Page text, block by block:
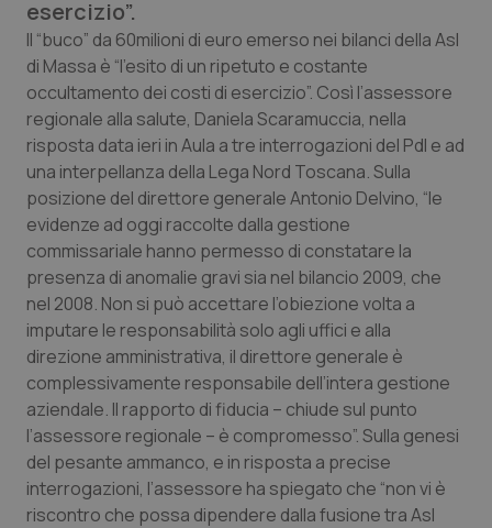
Calabria
Campania
Emilia-Romagna
Friuli Venezia Giulia
Lazio
Liguria
Lombardia
Marche
Molise
Asma & BPCO
Car-T
Colesterolo & coronaropatie
Dermatite Atopica
Diabete & glucometri
Disturbi dell’umore
Dolore
Donna & Salute
Epatiti
esercizio”.
Il “buco” da 60milioni di euro emerso nei bilanci della Asl
di Massa è “l’esito di un ripetuto e costante
occultamento dei costi di esercizio”. Così l’assessore
regionale alla salute, Daniela Scaramuccia, nella
risposta data ieri in Aula a tre interrogazioni del Pdl e ad
una interpellanza della Lega Nord Toscana. Sulla
posizione del direttore generale Antonio Delvino, “le
evidenze ad oggi raccolte dalla gestione
commissariale hanno permesso di constatare la
presenza di anomalie gravi sia nel bilancio 2009, che
nel 2008. Non si può accettare l’obiezione volta a
imputare le responsabilità solo agli uffici e alla
direzione amministrativa, il direttore generale è
complessivamente responsabile dell’intera gestione
aziendale. Il rapporto di fiducia – chiude sul punto
l’assessore regionale – è compromesso”. Sulla genesi
del pesante ammanco, e in risposta a precise
interrogazioni, l’assessore ha spiegato che “non vi è
riscontro che possa dipendere dalla fusione tra Asl